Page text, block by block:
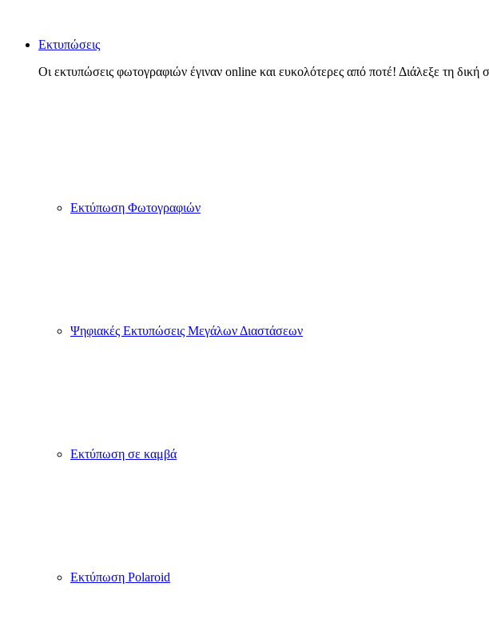
Εκτυπώσεις
Οι εκτυπώσεις φωτογραφιών έγιναν online και ευκολότερες από ποτέ! Διάλεξε τη δική
Εκτύπωση Φωτογραφιών
Ψηφιακές Εκτυπώσεις Μεγάλων Διαστάσεων
Εκτύπωση σε καμβά
Εκτύπωση Polaroid